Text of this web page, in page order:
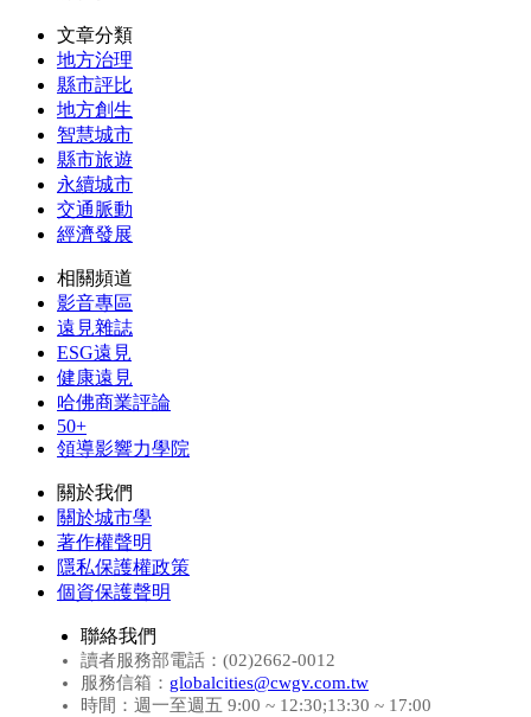
文章分類
地方治理
縣市評比
地方創生
智慧城市
縣市旅遊
永續城市
交通脈動
經濟發展
相關頻道
影音專區
遠見雜誌
ESG遠見
健康遠見
哈佛商業評論
50+
領導影響力學院
關於我們
關於城市學
著作權聲明
隱私保護權政策
個資保護聲明
聯絡我們
讀者服務部電話：(02)2662-0012
服務信箱： globalcities@cwgv.com.tw
時間：週一至週五 9:00 ~ 12:30;13:30 ~ 17:00